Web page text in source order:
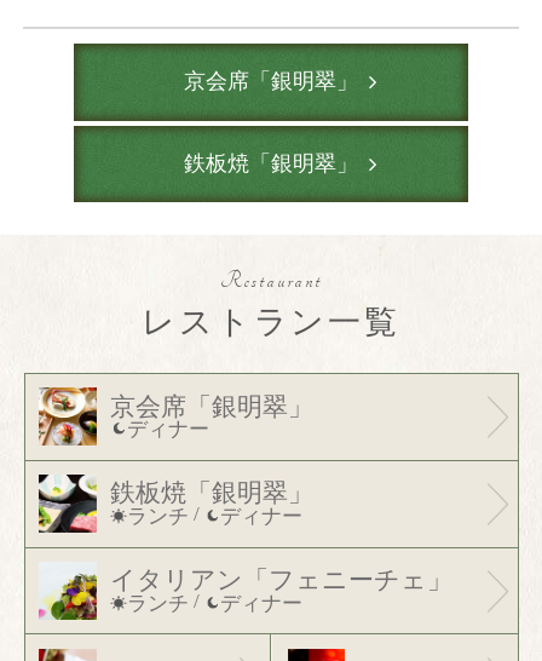
京会席「銀明翠」
鉄板焼「銀明翠」
Restaurant
レストラン一覧
京会席「銀明翠」
ディナー
鉄板焼「銀明翠」
ランチ / ディナー
イタリアン「フェニーチェ」
ランチ / ディナー